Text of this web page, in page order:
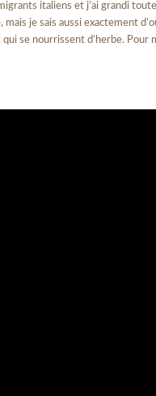
italiens et j’ai grandi
mais je sais aussi exactement
se nourrissent d’herbe.